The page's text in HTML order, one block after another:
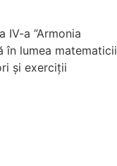
IV-a ”Armonia
în lumea matematicii
şi exerciţii